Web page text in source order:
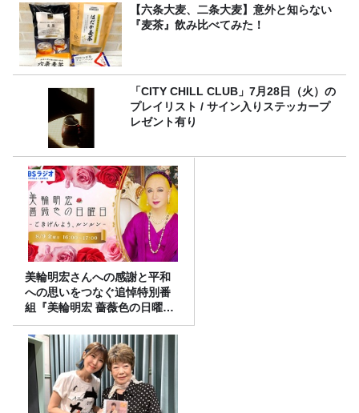
【六条大麦、二条大麦】意外と知らない
『麦茶』飲み比べてみた！
「CITY CHILL CLUB」7月28日（火）の
プレイリスト / サイン入りステッカープ
レゼント有り
美輪明宏さんへの感謝と平和
への思いをつなぐ追悼特別番
組『美輪明宏 薔薇色の日曜日
～ごきげんよう、ルンルン
～』8/9（日）16時放送